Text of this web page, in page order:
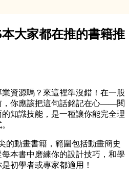
大家都在推的書籍推
資源嗎？來這裡準沒錯！在一股
，你應該把這句話銘記在心——閱
知識技能，是一種讓你能完全理
的動畫書籍，範圍包括動畫簡史
本書中磨練你的設計技巧，和學
初學者或專家都適用！